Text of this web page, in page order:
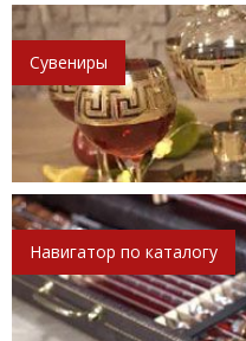
Сувениры
Навигатор по каталогу